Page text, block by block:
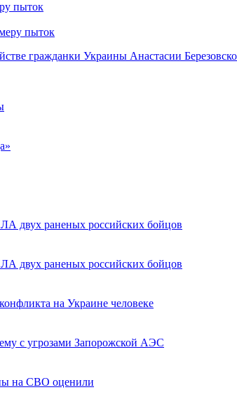
пыток
гражданки Украины Анастасии
двух раненых российских бойцов
двух раненых российских бойцов
на Украине человеке
с угрозами Запорожской АЭС
на СВО оценили